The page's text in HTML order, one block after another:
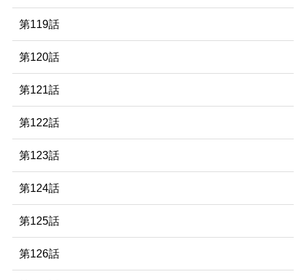
第119話
第120話
第121話
第122話
第123話
第124話
第125話
第126話